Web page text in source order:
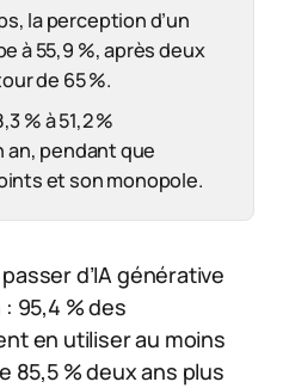
la perception d’un
à 55,9 %, après deux
de 65 %.
% à 51,2 %
an, pendant que
et son monopole.
d’IA générative
95,4 % des
en utiliser au moins
85,5 % deux ans plus